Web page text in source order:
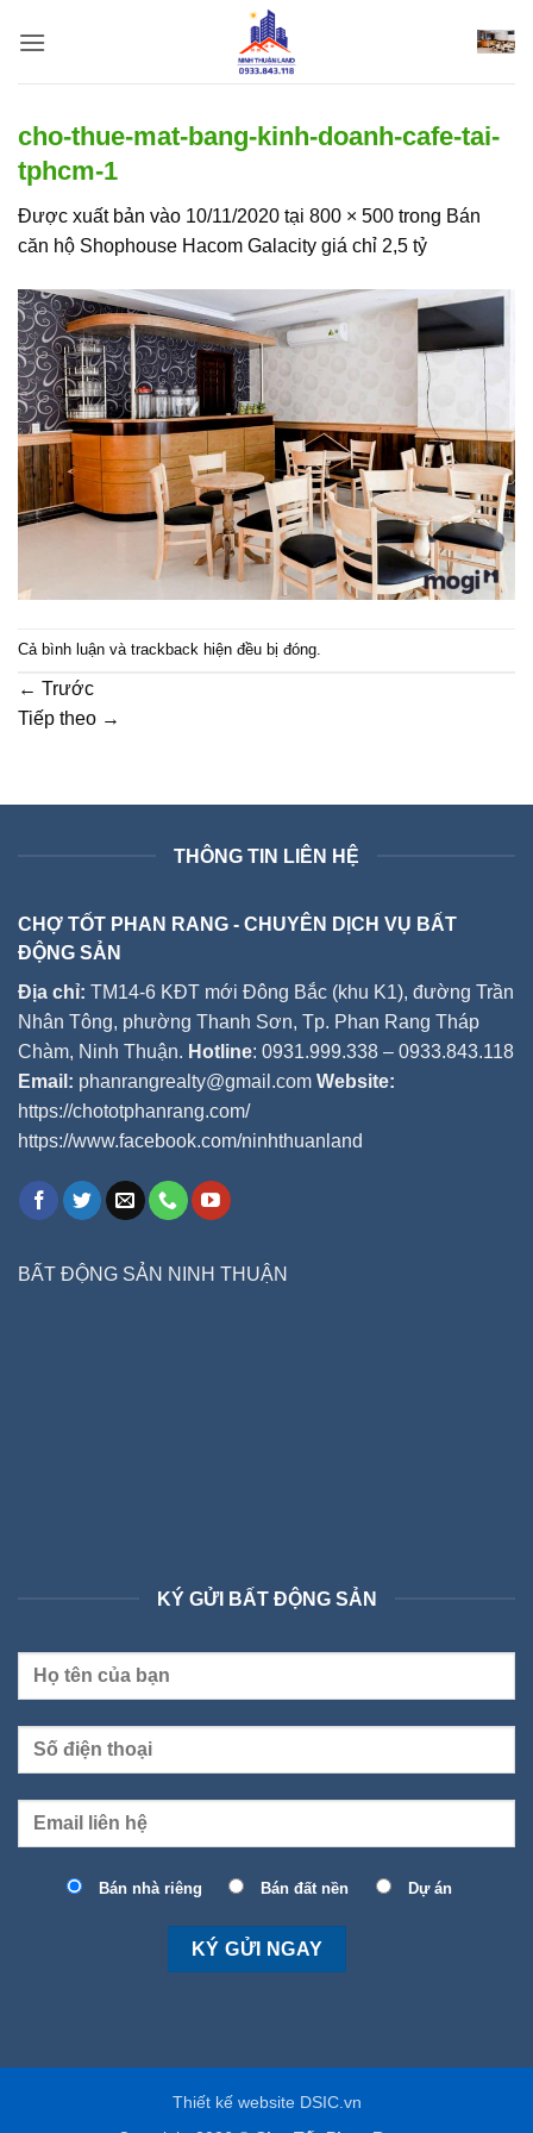
qua
cho-thue-mat-bang-kinh-doanh-cafe-tai-
tphcm-1
Được xuất bản vào 10/11/2020 tại 800 × 500 trong Bán
căn hộ Shophouse Hacom Galacity giá chỉ 2,5 tỷ
Cả bình luận và trackback hiện đều bị đóng.
← Trước
Tiếp theo →
THÔNG TIN LIÊN HỆ
CHỢ TỐT PHAN RANG - CHUYÊN DỊCH VỤ BẤT
ĐỘNG SẢN
Địa chỉ: TM14-6 KĐT mới Đông Bắc (khu K1), đường Trần
Nhân Tông, phường Thanh Sơn, Tp. Phan Rang Tháp
Chàm, Ninh Thuận. Hotline: 0931.999.338 – 0933.843.118
Email: phanrangrealty@gmail.com Website:
https://chototphanrang.com/
https://www.facebook.com/ninhthuanland
BẤT ĐỘNG SẢN NINH THUẬN
KÝ GỬI BẤT ĐỘNG SẢN
Bán nhà riêng Bán đất nền Dự án
Thiết kế website DSIC.vn